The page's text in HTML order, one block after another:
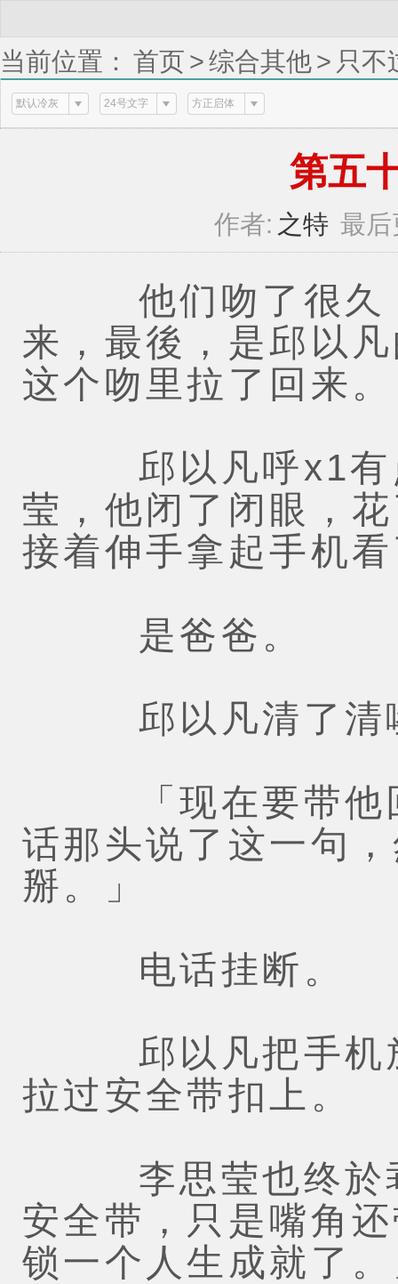
当前位置： 首页 >综合其他> 只不
默认冷灰 24号文字 方正启体
第五
作者: 之特 最
他们吻了很久，
来，最後，是邱以
这个吻里拉了回来。
邱以凡呼x1有点
莹，他闭了闭眼，
接着伸手拿起手机
是爸爸。
邱以凡清了清嗓
「现在要带他回
话那头说了这一句
掰。」
电话挂断。
邱以凡把手机放
拉过安全带扣上。
李思莹也终於乖
安全带，只是嘴角
锁一个人生成就了